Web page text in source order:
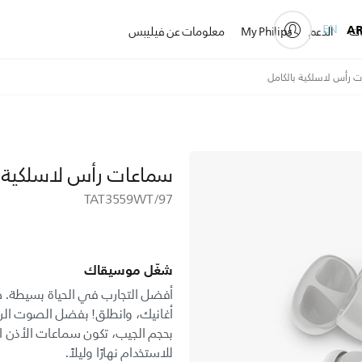
الدعم My Philips معلومات عن فيليبس EN
رأس لاسلكية بالكامل
سماعات رأس لاسلكية
TAT3559WT/97
شغّل موسيقاك
أفضل التجارب في الحياة
أغانيك، وانطلق! بفضل الصوت
بحجم الجيب، تكون سماعات الأذن
للاستخدام نهارًا وليلاً.